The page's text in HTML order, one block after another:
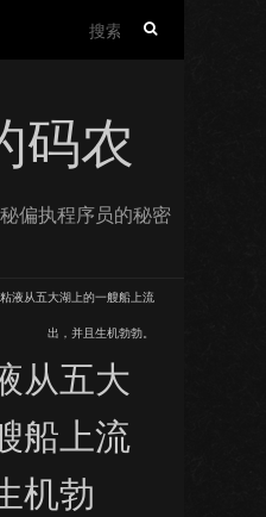
码农
偏执程序员的秘密
液从五大湖上的一艘船上流
出，并且生机勃勃。
从五大
船上流
机勃